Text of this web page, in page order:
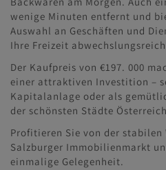
wenige Minuten entfernt und
Auswahl an Geschäften und
Ihre Freizeit
Der Kaufpreis von €197. 000
einer attraktiven Investition –
Kapitalanlage oder als
der schönsten Städte
Profitieren Sie von der
Salzburger Immobilienmarkt
einmalige Gelegenheit.